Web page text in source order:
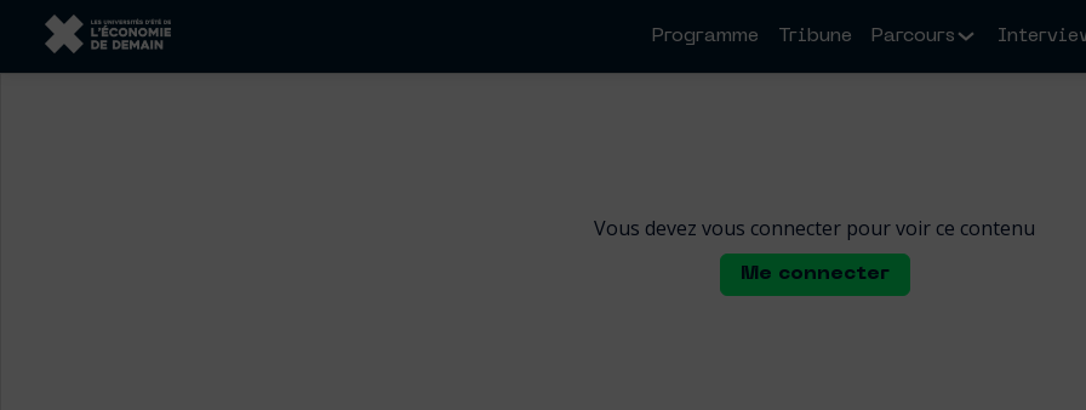
Programme Tribune Parcours
Vous devez vous connecter pour voir ce contenu
Me connecter